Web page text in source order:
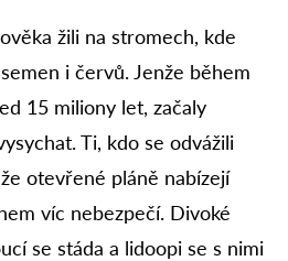
žili na stromech, kde
i červů. Jenže během
15 miliony let, začaly
Ti, kdo se odvážili
otevřené pláně nabízejí
víc nebezpečí. Divoké
se stáda a lidoopi se s nimi